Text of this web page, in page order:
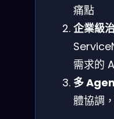
痛點
企業級
需求的
多
體協調